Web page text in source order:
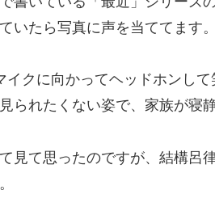
いたら写真に声を当ててます。
イクに向かってヘッドホンして
られたくない姿で、家族が寝
見て思ったのですが、結構呂